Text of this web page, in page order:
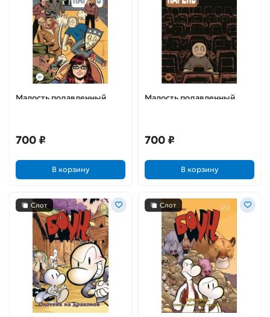
Малость подавленный
700 ₽
В корзину
Малость подавленный
700 ₽
В корзину
Слот Слот